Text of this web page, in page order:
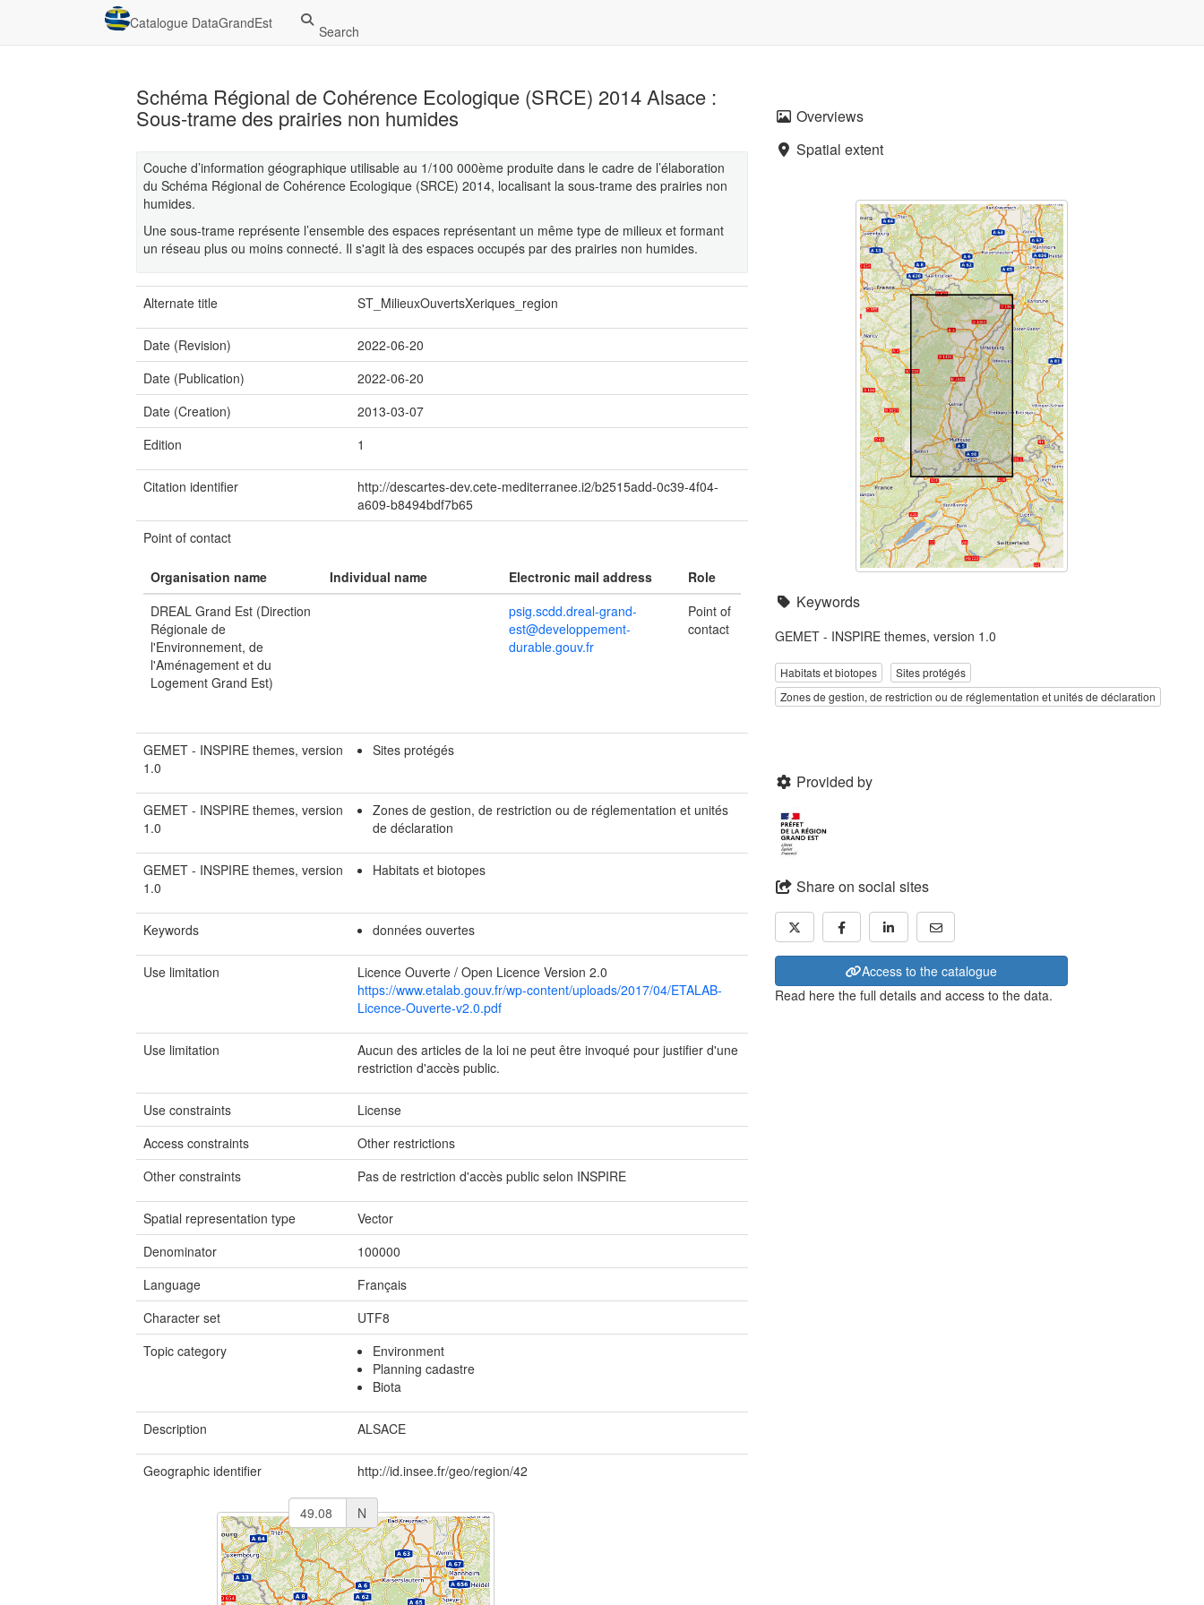
Catalogue DataGrandEst Search
Schéma Régional de Cohérence Ecologique (SRCE) 2014 Alsace :
Sous-trame des prairies non humides
Couche d’information géographique utilisable au 1/100 000ème produite dans le cadre de l’élaboration
du Schéma Régional de Cohérence Ecologique (SRCE) 2014, localisant la sous-trame des prairies non
humides.
Une sous-trame représente l’ensemble des espaces représentant un même type de milieux et formant
un réseau plus ou moins connecté. Il s'agit là des espaces occupés par des prairies non humides.
Alternate title ST_MilieuxOuvertsXeriques_region
Date (Revision)
2022-06-20
Date (Publication)
2022-06-20
Date (Creation)
2013-03-07
Edition
1
Citation identifier
http://descartes-dev.cete-mediterranee.i2/b2515add-0c39-4f04-
a609-b8494bdf7b65
Point of contact
Organisation name Individual name Electronic mail address
Role
DREAL Grand Est (Direction
Régionale de
l'Environnement, de
l'Aménagement et du
Logement Grand Est)
psig.scdd.dreal-grand-
est@developpement-
durable.gouv.fr
Point of
contact
GEMET - INSPIRE themes, version
1.0
Sites protégés
GEMET - INSPIRE themes, version
1.0
Zones de gestion, de restriction ou de réglementation et unités
de déclaration
GEMET - INSPIRE themes, version
1.0
Habitats et biotopes
Keywords données ouvertes
Use limitation
Licence Ouverte / Open Licence Version 2.0
https://www.etalab.gouv.fr/wp-content/uploads/2017/04/ETALAB-
Licence-Ouverte-v2.0.pdf
Use limitation
Aucun des articles de la loi ne peut être invoqué pour justifier d'une
restriction d'accès public.
Use constraints
License
Access constraints
Other restrictions
Other constraints
Pas de restriction d'accès public selon INSPIRE
Spatial representation type
Vector
Denominator
100000
Language
Français
Character set
UTF8
Topic category
Environment
Planning cadastre
Biota
Description ALSACE
Geographic identifier http://id.insee.fr/geo/region/42
N
Overviews
Spatial extent
Keywords
GEMET - INSPIRE themes, version 1.0
Habitats et biotopes
Sites protégés
Zones de gestion, de restriction ou de réglementation et unités de déclaration
Provided by
Share on social sites
Access to the catalogue
Read here the full details and access to the data.